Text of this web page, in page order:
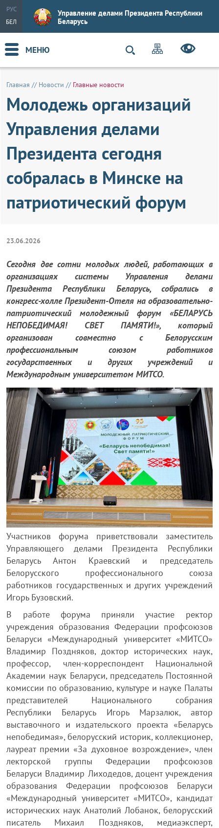
РУС
БЕЛ
Управление делами Президента Республики
Беларусь
МЕНЮ
Главная // Новости // Главные новости
Молодежь организаций
Управления делами
Президента сегодня
собралась в Минске на
патриотический форум
23.06.2026
Сегодня две сотни молодых людей, работающих в
организациях системы Управления делами
Президента Республики Беларусь, собрались в
конгресс-холле Президент-Отеля на образовательно-
патриотический молодежный форум «БЕЛАРУСЬ
НЕПОБЕДИМАЯ! СВЕТ ПАМЯТИ!», который
организован совместно с Белорусским
профессиональным союзом работников
государственных и других учреждений и
Международным университетом МИТСО.
Участников форума приветствовали заместитель
Управляющего делами Президента Республики
Беларусь Антон Краевский и председатель
Белорусского профессионального союза
работников государственных и других учреждений
Игорь Бузовский.
В работе форума приняли участие ректор
учреждения образования Федерации профсоюзов
Беларуси «Международный университет «МИТСО»
Владимир Поздняков, доктор исторических наук,
профессор, член-корреспондент Национальной
Академии наук Беларуси, председатель Постоянной
комиссии по образованию, культуре и науке Палаты
представителей Национального собрания
Республики Беларусь Игорь Марзалюк, автор
выставочного и издательского проекта «Беларусь
непобедимая», белорусский историк, коллекционер,
лауреат премии «За духовное возрождение», член
лекторской группы Федерации профсоюзов
Беларуси Владимир Лиходедов, доцент учреждения
образования Федерации профсоюзов Беларуси
«Международный университет «МИТСО», кандидат
исторических наук Анатолий Лобанок, белорусский
писатель Михаил Поздняков, медиаэксперт,